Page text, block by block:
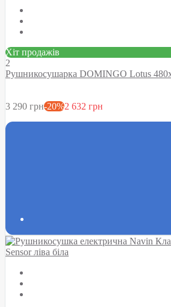
Хіт продажів
2
Рушникосушарка DOMINGO Lotus
3 290 грн-20%2 632 грн